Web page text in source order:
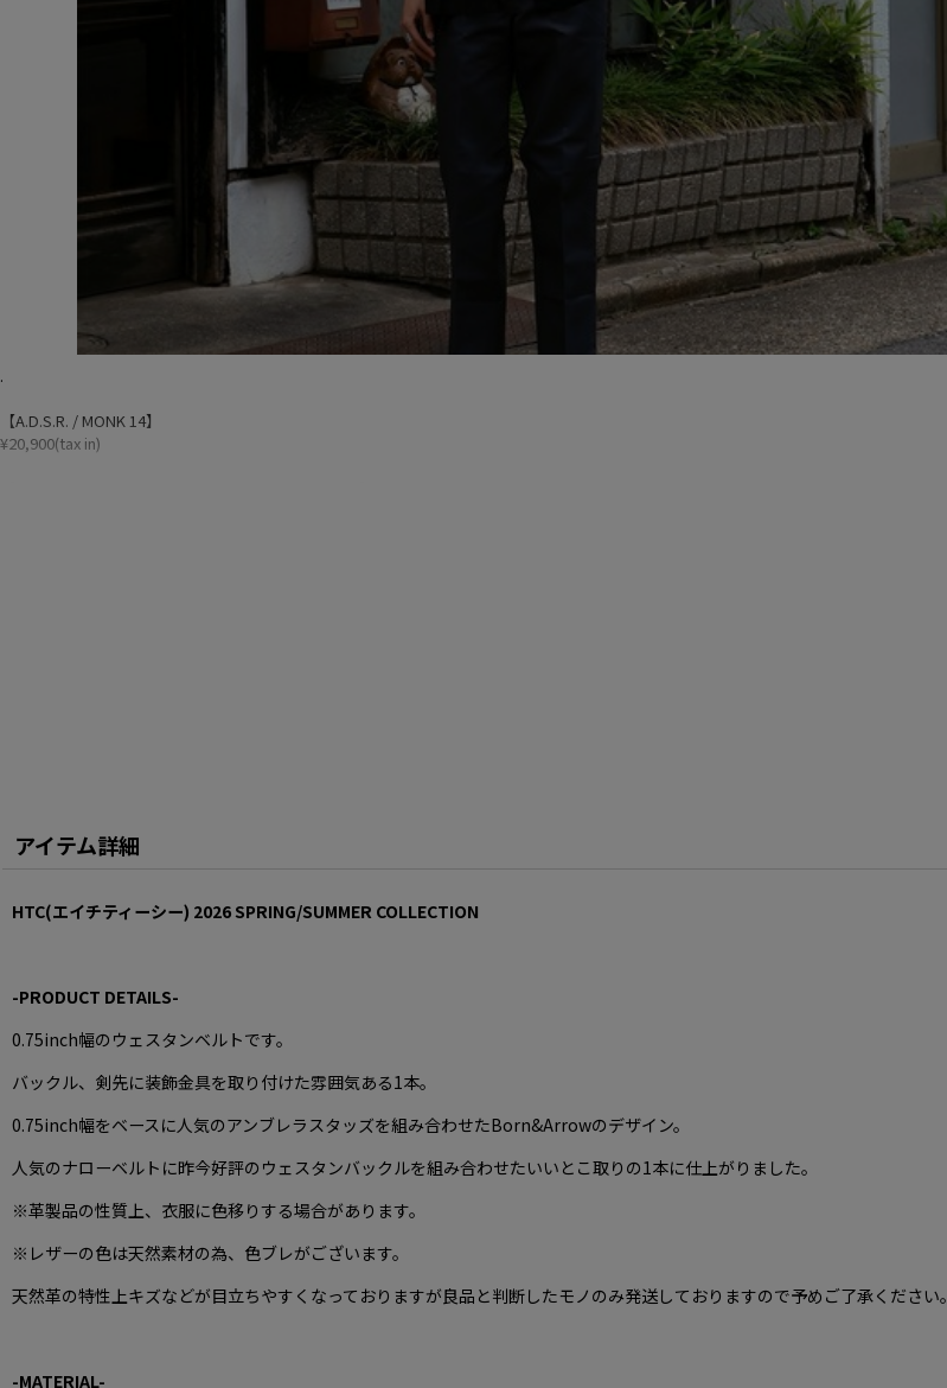
.
【A.D.S.R. / MONK 14】
¥20,900(tax in)
USAラインのDickies 874にHTCのスタッズワークを施したもの。
ンが施されております。
0.75inch幅のウェスタンベルト。
バックル、剣先に装飾金具を取り付けた雰囲気ある1本。
人気のナローベルトに昨今好評のウェスタンバックルを組み合わせたいいとこ取りのアイテムです。
アイテム詳細
HTC(エイチティーシー) 2026 SPRING/SUMMER COLLECTION
-PRODUCT DETAILS-
0.75inch幅のウェスタンベルトです。
バックル、剣先に装飾金具を取り付けた雰囲気ある1本。
0.75inch幅をベースに人気のアンブレラスタッズを組み合わせたBorn&Arrowのデザイン。
人気のナローベルトに昨今好評のウェスタンバックルを組み合わせたいいとこ取りの1本に仕上がりました。
※革製品の性質上、衣服に色移りする場合があります。
※レザーの色は天然素材の為、色ブレがございます。
天然革の特性上キズなどが目立ちやすくなっておりますが良品と判断したモノのみ発送しておりますので予めご了承ください。
-MATERIAL-